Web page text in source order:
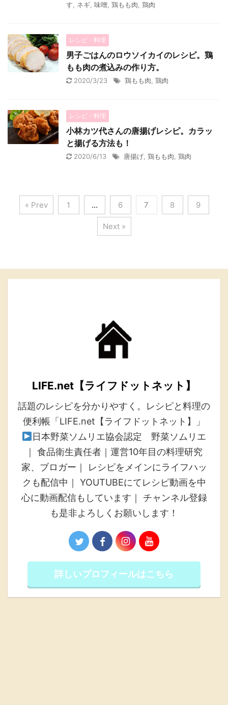
す
ネギ 味噌 鶏もも肉 鶏肉
レシピ・料理
男子ごはんのロウソイカイのレシピ。鶏
もも肉の煮込みの作り方。
2020/3/23 鶏もも肉 鶏肉
レシピ・料理
小林カツ代さんの唐揚げレシピ。カラッ
と揚げる方法も！
2020/6/13 唐揚げ 鶏もも肉 鶏肉
« Prev 1 … 6 7 8 9
Next »
LIFE.net【ライフドットネット】
話題のレシピを分かりやすく。レシピと料理の
便利帳「LIFE.net【ライフドットネット】」
日本野菜ソムリエ協会認定 野菜ソムリエ
｜ 食品衛生責任者｜運営10年目の料理研究
家、ブロガー｜ レシピをメインにライフハッ
クも配信中｜ YOUTUBEにてレシピ動画を中
心に動画配信もしています｜ チャンネル登録
も是非よろしくお願いします！
詳しいプロフィールはこちら